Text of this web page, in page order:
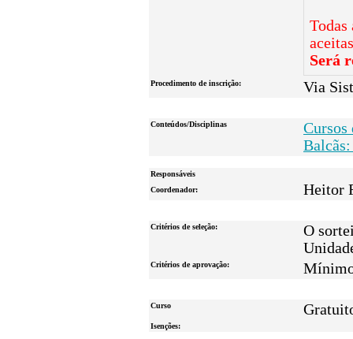
Todas
Será
Procedimento de inscrição: Via
Conteúdos/Disciplinas
Cursos
Responsáveis
Coordenador:
Heitor
Critérios de seleção:
O
Critérios de aprovação:
Curso
Isenções: